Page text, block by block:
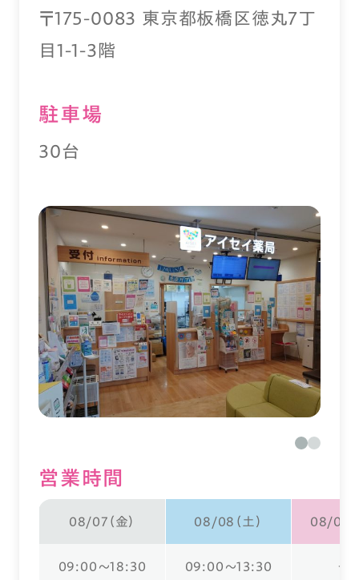
〒175-0083 東京都板橋区徳丸7丁
目1-1-3階
駐⾞場
30台
営業時間
08/07（金） 08/08（土） 08/09（
09:00～18:30 09:00～13:30 ー